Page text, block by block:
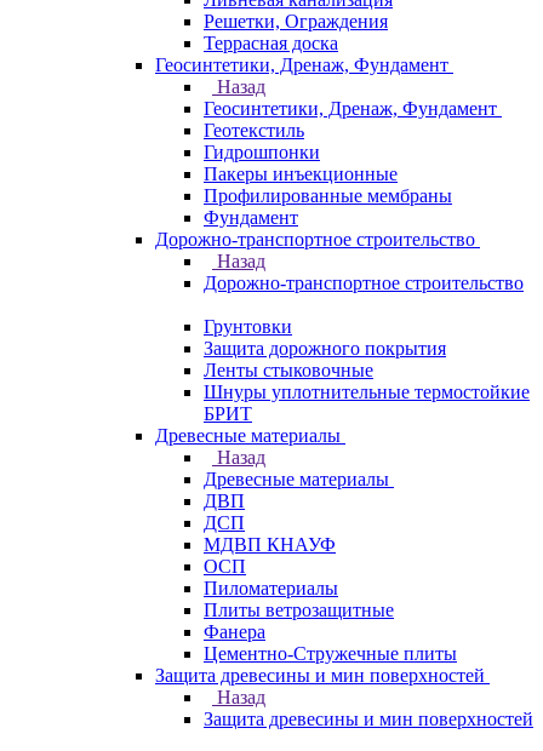
Решетки, Ограждения
Террасная доска
Геосинтетики, Дренаж, Фундамент
Назад
Геосинтетики, Дренаж, Фундамент
Геотекстиль
Гидрошпонки
Пакеры инъекционные
Профилированные мембраны
Фундамент
Дорожно-транспортное строительство
Назад
Дорожно-транспортное строительство
Грунтовки
Защита дорожного покрытия
Ленты стыковочные
Шнуры уплотнительные термостойкие
БРИТ
Древесные материалы
Назад
Древесные материалы
ДВП
ДСП
МДВП КНАУФ
ОСП
Пиломатериалы
Плиты ветрозащитные
Фанера
Цементно-Стружечные плиты
Защита древесины и мин поверхностей
Назад
Защита древесины и мин поверхностей